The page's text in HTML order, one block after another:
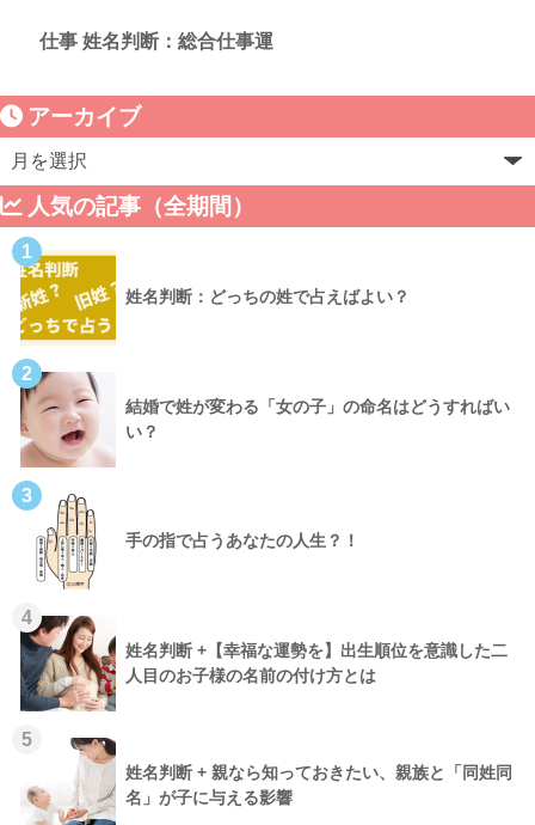
仕事 姓名判断：総合仕事運
アーカイブ
人気の記事（全期間）
1
姓名判断：どっちの姓で占えばよい？
2
結婚で姓が変わる「女の子」の命名はどうすればい
い？
3
手の指で占うあなたの人生？！
4
姓名判断 +【幸福な運勢を】出生順位を意識した二
人目のお子様の名前の付け方とは
5
姓名判断 + 親なら知っておきたい、親族と「同姓同
名」が子に与える影響